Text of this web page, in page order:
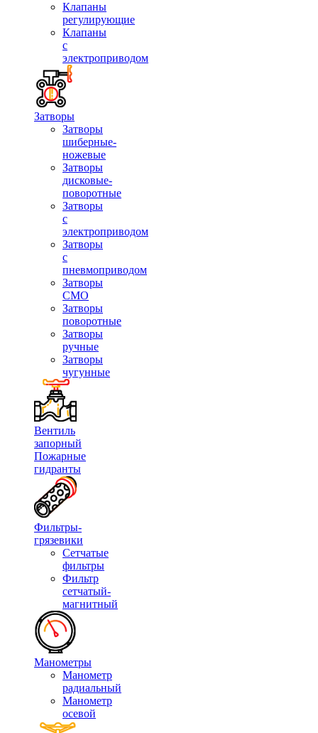
Клапаны
регулирующие
Клапаны
с
электроприводом
Затворы
Затворы
шиберные-
ножевые
Затворы
дисковые-
поворотные
Затворы
с
электроприводом
Затворы
с
пневмоприводом
Затворы
СМО
Затворы
поворотные
Затворы
ручные
Затворы
чугунные
Вентиль
запорный
Пожарные
гидранты
Фильтры-
грязевики
Сетчатые
фильтры
Фильтр
сетчатый-
магнитный
Манометры
Манометр
радиальный
Манометр
осевой